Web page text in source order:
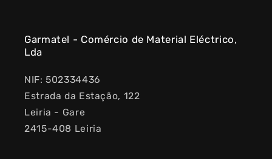
Garmatel - Comércio de Material Eléctrico,
Lda
NIF: 502334436
Estrada da Estação, 122
Leiria - Gare
2415-408 Leiria